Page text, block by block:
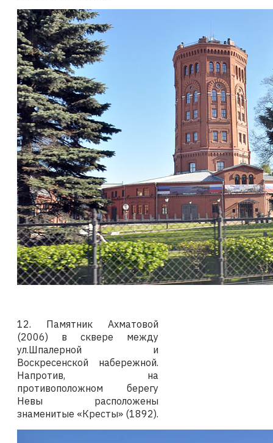
12. Памятник Ахматовой
(2006) в сквере между
ул.Шпалерной и
Воскресенской набережной.
Напротив, на
противоположном берегу
Невы расположены
знаменитые «Кресты» (1892).